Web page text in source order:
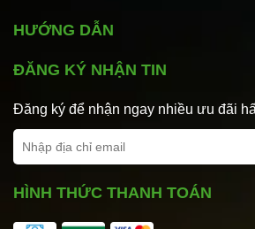
HƯỚNG DẪN
ĐĂNG KÝ NHẬN TIN
Đăng ký để nhận ngay nhiều ưu đãi
HÌNH THỨC THANH TOÁN